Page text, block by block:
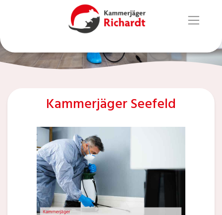
Kammerjäger Seefeld